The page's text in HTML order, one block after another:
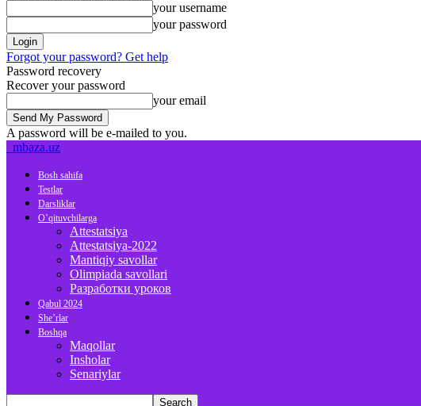
your username
your password
Forgot your password? Get help
Password recovery
Recover your password
your email
A password will be e-mailed to you.
mbaza.uz
Bosh sahifa
Testlar
Darsliklar
O’qituvchilarga
Attestatsiya
Attestatsiya-2022
Mantiqiy savollar
Olimpiada savollari
Разработки уроков
Qabul 2024
She’rlar
Boshqa
Maqollar
Insholar
Senariylar